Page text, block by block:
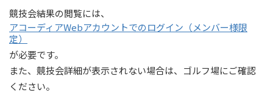
競技会結果の閲覧には、
アコーディアWebアカウントでのログイン（メンバー様限
定）
が必要です。
また、競技会詳細が表示されない場合は、ゴルフ場にご確認
ください。